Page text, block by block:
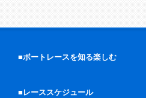
■ボートレースを知る楽しむ
■レーススケジュール